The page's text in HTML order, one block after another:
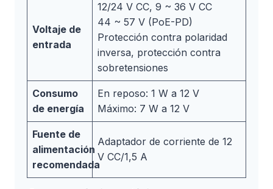
Voltaje de
entrada
12/24 V CC, 9 ~ 36 V CC
44 ~ 57 V (PoE-PD)
Protección contra polaridad
inversa, protección contra
sobretensiones
Consumo
de energía
En reposo: 1 W a 12 V
Máximo: 7 W a 12 V
Fuente de
alimentación
recomendada
Adaptador de corriente de 12
V CC/1,5 A